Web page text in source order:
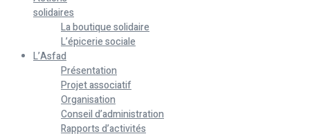
solidaires
La boutique solidaire
L’épicerie sociale
L’Asfad
Présentation
Projet associatif
Organisation
Conseil d’administration
Rapports d’activités